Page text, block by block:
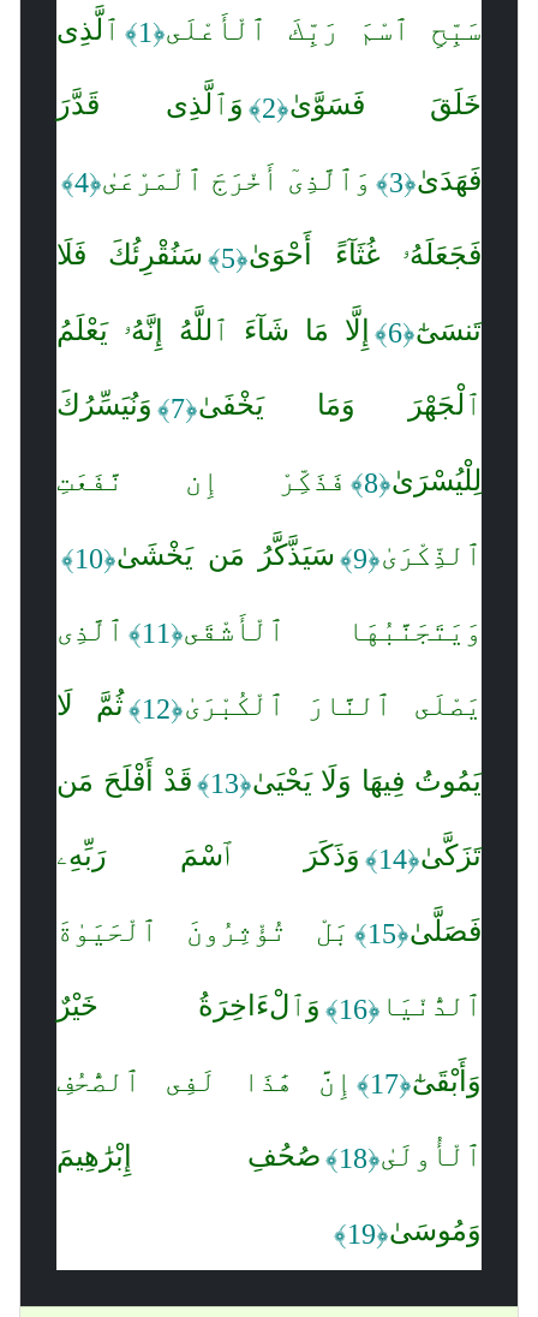
سَبِّحِ ٱسْمَ رَبِّكَ ٱلْأَعْلَى﴿1﴾ ٱلَّذِى
خَلَقَ فَسَوَّىٰ﴿2﴾ وَٱلَّذِى قَدَّرَ
فَهَدَىٰ﴿3﴾ وَٱلَّذِىٓ أَخْرَجَ ٱلْمَرْعَىٰ﴿4﴾
فَجَعَلَهُۥ غُثَآءً أَحْوَىٰ﴿5﴾ سَنُقْرِئُكَ فَلَا
تَنسَىٰٓ﴿6﴾ إِلَّا مَا شَآءَ ٱللَّهُ إِنَّهُۥ يَعْلَمُ
ٱلْجَهْرَ وَمَا يَخْفَىٰ﴿7﴾ وَنُيَسِّرُكَ
لِلْيُسْرَىٰ﴿8﴾ فَذَكِّرْ إِن نَّفَعَتِ
ٱلذِّكْرَىٰ﴿9﴾ سَيَذَّكَّرُ مَن يَخْشَىٰ﴿10﴾
وَيَتَجَنَّبُهَا ٱلْأَشْقَى﴿11﴾ ٱلَّذِى
يَصْلَى ٱلنَّارَ ٱلْكُبْرَىٰ﴿12﴾ ثُمَّ لَا
يَمُوتُ فِيهَا وَلَا يَحْيَىٰ﴿13﴾ قَدْ أَفْلَحَ مَن
تَزَكَّىٰ﴿14﴾ وَذَكَرَ ٱسْمَ رَبِّهِۦ
فَصَلَّىٰ﴿15﴾ بَلْ تُؤْثِرُونَ ٱلْحَيَوٰةَ
ٱلدُّنْيَا ﴿16﴾ وَٱلْءَاخِرَةُ خَيْرٌ
وَأَبْقَىٰٓ﴿17﴾ إِنَّ هَٰذَا لَفِى ٱلصُّحُفِ
ٱلْأُولَىٰ﴿18﴾ صُحُفِ إِبْرَٰهِيمَ
وَمُوسَىٰ﴿19﴾